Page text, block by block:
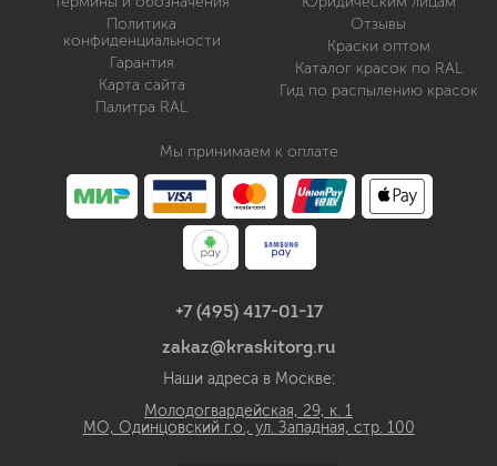
Политика
конфиденциальности
Гарантия
Карта сайта
Палитра RAL
Отзывы
Краски оптом
Каталог красок по RAL
Гид по распылению красок
Мы принимаем к оплате
+7 (495) 417-01-17
zakaz@kraskitorg.ru
Наши адреса в Москве:
Молодогвардейская, 29, к. 1
МО, Одинцовский г.о., ул. Западная, стр. 100